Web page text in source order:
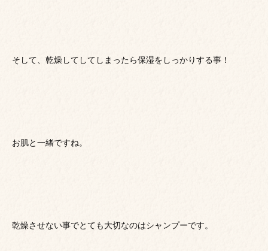
そして、乾燥してしてしまったら保湿をしっかりする事！
お肌と一緒ですね。
乾燥させない事でとても大切なのはシャンプーです。